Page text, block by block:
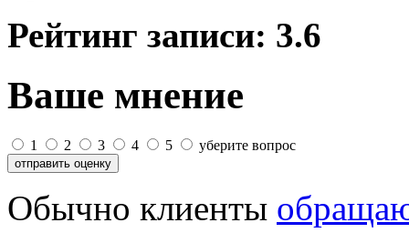
Рейтинг записи: 3.6
Ваше мнение
1 2 3 4 5 уберите вопрос
Обычно клиенты